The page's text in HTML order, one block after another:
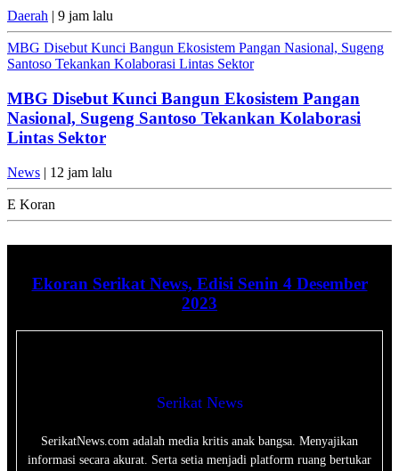
Daerah | 9 jam lalu
MBG Disebut Kunci Bangun Ekosistem Pangan Nasional, Sugeng
Santoso Tekankan Kolaborasi Lintas Sektor
MBG Disebut Kunci Bangun Ekosistem Pangan
Nasional, Sugeng Santoso Tekankan Kolaborasi
Lintas Sektor
News | 12 jam lalu
E Koran
Ekoran Serikat News, Edisi Senin 4 Desember
2023
Serikat News
SerikatNews.com adalah media kritis anak bangsa. Menyajikan
informasi secara akurat. Serta setia menjadi platform ruang bertukar